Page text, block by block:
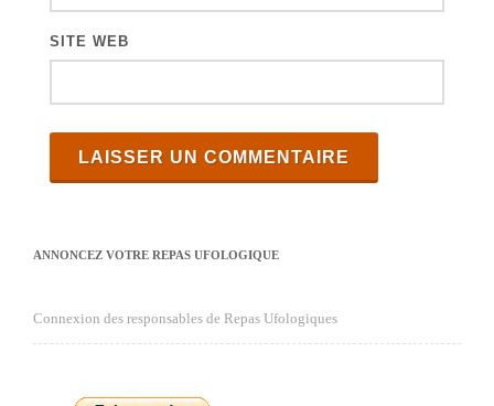
SITE WEB
ANNONCEZ VOTRE REPAS UFOLOGIQUE
Connexion des responsables de Repas Ufologiques